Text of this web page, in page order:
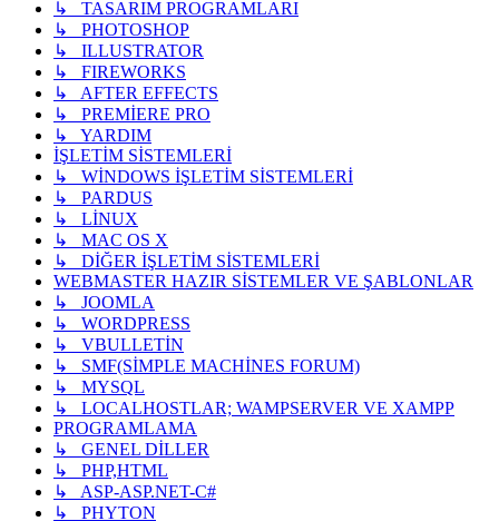
↳ TASARIM PROGRAMLARI
↳ PHOTOSHOP
↳ ILLUSTRATOR
↳ FIREWORKS
↳ AFTER EFFECTS
↳ PREMİERE PRO
↳ YARDIM
İŞLETİM SİSTEMLERİ
↳ WİNDOWS İŞLETİM SİSTEMLERİ
↳ PARDUS
↳ LİNUX
↳ MAC OS X
↳ DİĞER İŞLETİM SİSTEMLERİ
WEBMASTER HAZIR SİSTEMLER VE ŞABLONLAR
↳ JOOMLA
↳ WORDPRESS
↳ VBULLETİN
↳ SMF(SİMPLE MACHİNES FORUM)
↳ MYSQL
↳ LOCALHOSTLAR; WAMPSERVER VE XAMPP
PROGRAMLAMA
↳ GENEL DİLLER
↳ PHP,HTML
↳ ASP-ASP.NET-C#
↳ PHYTON